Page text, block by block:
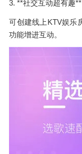
3. **社交互动超有趣**
可创建线上KTV娱乐
功能增进互动。